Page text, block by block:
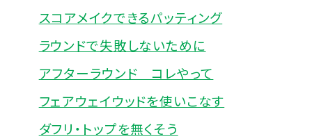
スコアメイクできるパッティング
ラウンドで失敗しないために
アフターラウンド コレやって
フェアウェイウッドを使いこなす
ダフリ・トップを無くそう